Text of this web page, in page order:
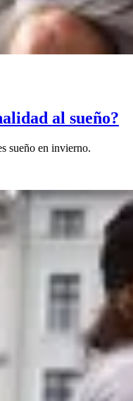
al sueño?
sueño en invierno.